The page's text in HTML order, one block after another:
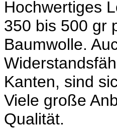
Hochwertiges
350 bis 500 gr
Baumwolle.
Kanten, sind
Viele große
Qualität.